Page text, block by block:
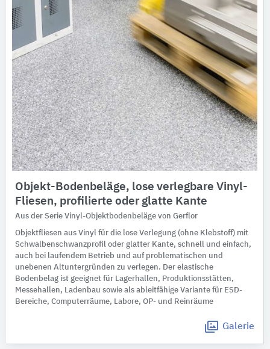
Objekt-Bodenbeläge, lose verlegbare Vinyl-
Fliesen, profilierte oder glatte Kante
Aus der Serie Vinyl-Objektbodenbeläge von Gerflor
Objektfliesen aus Vinyl für die lose Verlegung (ohne Klebstoff) mit
Schwalbenschwanzprofil oder glatter Kante, schnell und einfach,
auch bei laufendem Betrieb und auf problematischen und
unebenen Altuntergründen zu verlegen. Der elastische
Bodenbelag ist geeignet für Lagerhallen, Produktionsstätten,
Messehallen, Ladenbau sowie als ableitfähige Variante für ESD-
Bereiche, Computerräume, Labore, OP- und Reinräume
Galerie